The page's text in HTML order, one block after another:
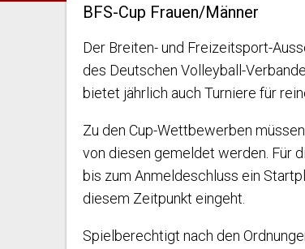
BFS-Cup Frauen/Männer
Der Breiten- und Freizeitsport-
des Deutschen Volleyball-
bietet jährlich auch Turniere für
Zu den Cup-Wettbewerben
von diesen gemeldet werden. Für
bis zum Anmeldeschluss ein
diesem Zeitpunkt eingeht.
Spielberechtigt nach den